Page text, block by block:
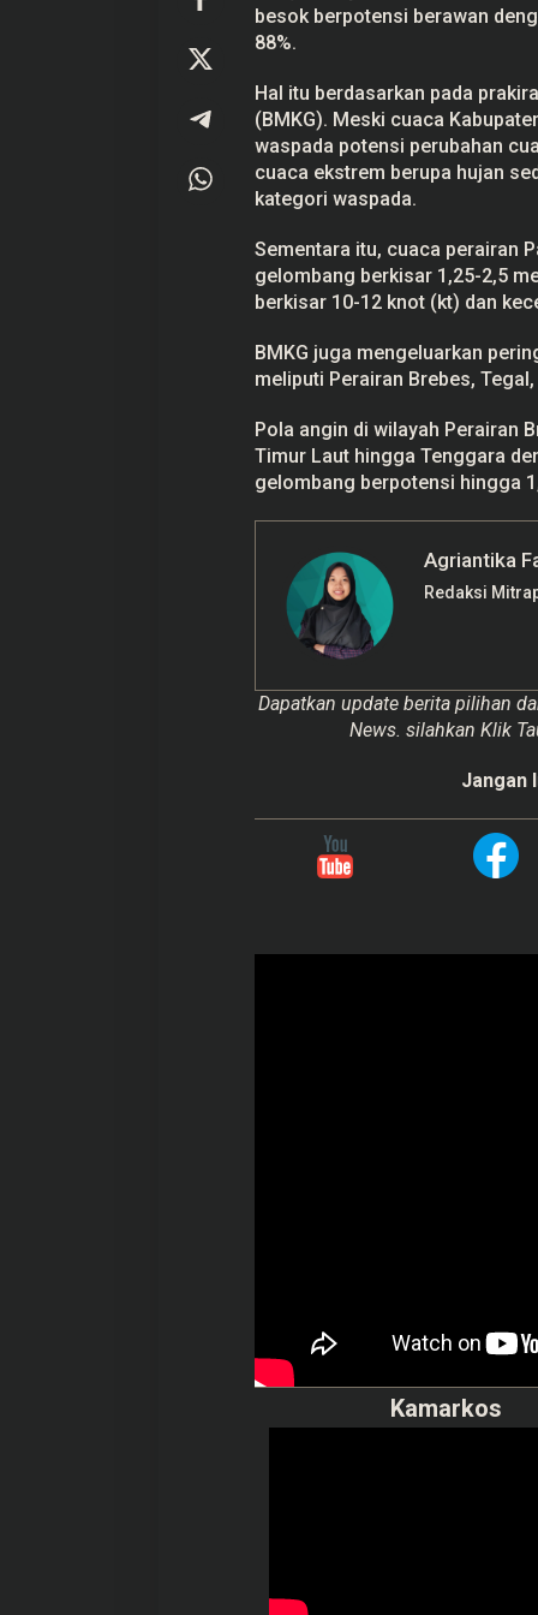
d
a
n
S
u
u
h
g
g
a
3
C
besok berpotensi berawan
88%.
Hal itu berdasarkan pada
(BMKG). Meski cuaca
waspada potensi perubahan
cuaca ekstrem berupa hujan
kategori waspada.
Sementara itu, cuaca perairan
gelombang berkisar 1,25-2,5
berkisar 10-12 knot (kt) dan
BMKG juga mengeluarkan
meliputi Perairan Brebes,
Pola angin di wilayah Perairan
Timur Laut hingga Tenggara
gelombang berpotensi hingga
Agriantika
Redaksi
Dapatkan update berita pilihan
News. silahkan Klik
Jangan
Kamarkos